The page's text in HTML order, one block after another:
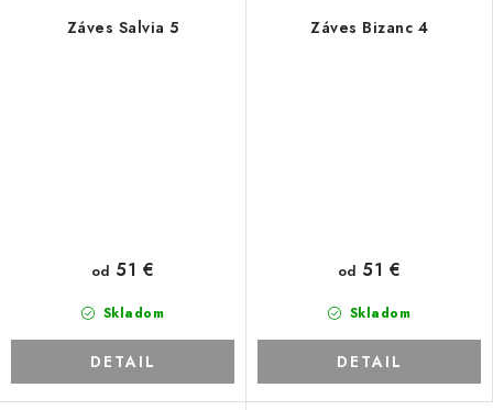
Záves Salvia 5
Skladom
od 51 €
DETAIL
Záves Bizanc 4
Skladom
od 51 €
DETAIL